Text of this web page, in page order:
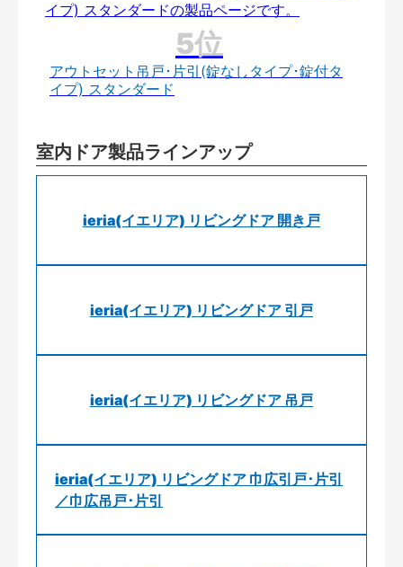
アウトセット吊戸･片引(錠なしタイプ･錠付タ
イプ) スタンダード
室内ドア製品ラインアップ
ieria(イエリア) リビングドア 開き戸
ieria(イエリア) リビングドア 引戸
ieria(イエリア) リビングドア 吊戸
ieria(イエリア) リビングドア 巾広引戸･片引
／巾広吊戸･片引